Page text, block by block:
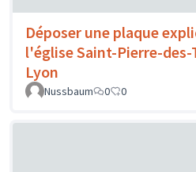
Déposer une plaque
l'église Saint-Pierre-des-
Lyon
Nussbaum 0 0